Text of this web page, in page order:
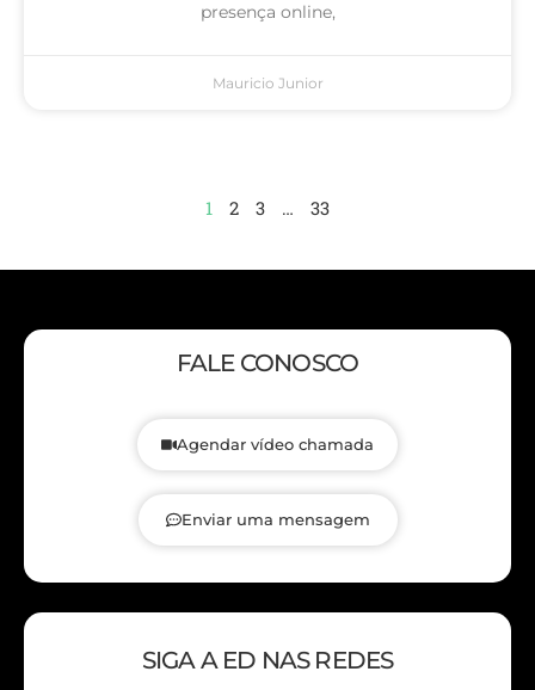
presença online,
Mauricio Junior
1 2 3 … 33
FALE CONOSCO
Agendar vídeo chamada
Enviar uma mensagem
SIGA A ED NAS REDES